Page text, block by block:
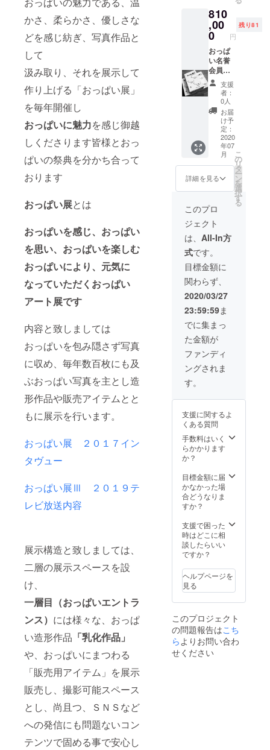
かさ、柔らかさ、優しさな
どを感じ紡ぎ、写真作品と
して
汲み取り、それを展示して
作り上げる「おっぱい展」
を毎年開催し
おっぱいに魅力を感じ御越
しくださります皆様とおっ
ぱいの祭典を分かち合って
おります
おっぱい展とは
おっぱいを感じ、おっぱい
を思い、おっぱいを楽しむ
おっぱいにより、元気に
なっていただくおっぱい
アート展です
内容と致しましては
おっぱいを包み隠さず写真
に収め、毎年数百枚にも及
ぶおっぱい写真を主とし造
形作品や販売アイテムとと
もに展示を行います。
おっぱい展 ２０１７イン
タヴュー
おっぱい展Ⅲ ２０１９テ
レビ放送内容
展示構造と致しましては、
二層の展示スペースを設
け、
一層目（おっぱいエントラ
ンス） には様々な、おっぱ
い造形作品 「乳化作品」
や、おっぱいにまつわる
「販売用アイテム」を展示
販売し、撮影可能スペース
とし、尚且つ、ＳＮＳなど
への発信にも問題ないコン
テンツで固める事で安心し
示いた
します
支援時
備考欄
にご希
望のス
ポン
サー名
をご記
入くだ
さい
（他人
に不快
を与え
るよう
はお使
いいた
せん）
おっぱ
い展に
て販売
ります
おっぱ
い作品
一枚４
１０８
１円を
一枚差
し上げ
ます
（御越
しにな
られる
方は会
いただ
けま
す）
での間
で おっ
ぱい
ギャラ
リーを
使って
いただ
き個展
をして
いただ
けま
す。 搬
入搬出
日込み
８日間
単発イ
ベント
でした
×８日で
もかま
ん。
（原則
３ヶ月
前のご
予約を
おねが
いいた
しま
法、不
法、条
例違反
など、
法に触
れるい
イベン
ません
おっぱ
い展に
ために
つくり
ました
一曲乳
魂ソン
グ
「おっ
ぱいの
うた」
を一枚
ぱいＴ
シャ
ツ 白
生地×黒
デザイ
イズＸ
Ｓ～Ｘ
ＸＸｌ
より選
べま
す）
おっぱ
い写真
作品一
枚４１
０８１
円を１
点差し
上げま
す スポ
ンサー
名掲載
権利と
意）
おっぱ
いギャ
ラリー
にてお
名前を
す。 ス
ポン
サー名
必要は
ありま
せん 他
の方を
思わせ
るよう
なお名
前は御
ただけ
ません
任意で
ありま
すので
リーに
て 特
別スポ
ンサー
とし
て 生
涯 名
を残し
ます
（おっ
ぱい美
術館が
出来た
場合、
美術館
へも名
を残し
ます）
特別ス
ポン
サーは
途中譲
渡はで
きませ
んが 支
援時に
お申し
付けい
ただけ
ますと
初回贈
与は可
能です
おっぱ
い好き
な大切
のプレ
となる
かも知
れませ
ん。 ご
希望の
たら
おっぱ
い展期
間中に
ぱい対
談」を
設けま
して ゲ
として
イベン
トを行
います
サー名
は実名
である
必要は
ござい
す （輸
送費、
滞在
費、宿
泊費、
交通
費、制
作費が
内訳で
す）
おっぱ
い展の
ポリ
シーと
いたし
まして
会場内
は完全
撮影禁
止ゾー
ンと撮
影可能
ゾーン
とに区
切らせ
ていた
だきま
す なお
会場費
は別途
ご負担
お願い
致しま
す 開催
期間と
は別途
搬入日
一日、
設けて
い 無料
開催の
場合の
金額に
なり 有
の場合
は入場
料の
８．
別途頂
きます
開催ご
希望日
月前に
はご提
示くだ
さい
い展
ⅠⅠⅠ
Ⅰ開催
中の開
催は出
810
,00
0 円
残り81
おっぱ
い名誉
会員
（ｖｖ
ｉｐ）
に認定
し おっ
ぱい展
期間中
入場が
無料に
なりま
す永年
フリー
パスを
お送り
します
（おっ
ぱい展
がある
限り）
(おっぱ
い美術
館が出
来た場
合、美
術館の
永年フ
リーパ
スへと
振り換
え致し
い名誉
は
一日に
つきお
二人の
様を入
場無料
にて御
同行入
ま
す
また
おっぱ
ラリー
にて
名誉ス
ポン
して
生涯
名を残
します
支援
者：
0人
お届
け予
定：
2020
年07
月
詳細を見る
こ
の
リ
タ
ー
ン
を
選
択
す
る
このプロ
ジェクト
は、 All-In方
式です。
目標金額に
関わらず、
2020/03/27
23:59:59ま
でに集まっ
た金額が
ファンディ
ングされま
す。
支援に関するよ
くある質問
手数料はいく
らかかります
か？
目標金額に届
かなかった場
合どうなりま
すか？
支援で困った
時はどこに相
談したらいい
ですか？
ヘルプページを
見る
このプロジェクト
の問題報告はこち
ら よりお問い合わ
せください